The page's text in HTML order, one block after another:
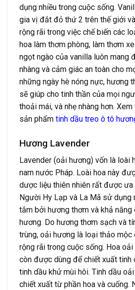
dụng nhiều trong cuộc sống.
gia vị đắt đỏ thứ 2 trên thế giới
rộng rãi trong việc chế biến các
hoa làm thơm phòng, làm thơm
ngọt ngào của vanilla luôn mang
nhàng và cảm giác an toàn cho
những ngày hè nóng nực, hương
sẽ giúp cho tinh thần của mọi
thoải mái, và nhẹ nhàng hơn.
sản phẩm tinh dầu treo ô tô
Hương Lavender
Lavender (oải hương) vốn là loài
nam nước Pháp. Loài hoa này
dược liệu thiên nhiên rất được
Người Hy Lạp và La Mã sử dụng
tắm bởi hương thơm và khả năng
hương. Do hương thơm sạch và
trùng, oải hương là loại thảo
rộng rãi trong cuộc sống. Hoa
còn được dùng để chiết xuất tinh
tinh dầu khử mùi hôi. Tinh dầu
chiết xuất từ phần hoa và cuống.